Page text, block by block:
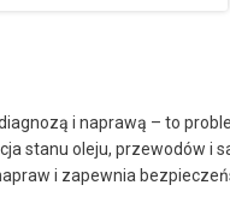
i naprawą – to
stanu oleju, przewodów i
i zapewnia